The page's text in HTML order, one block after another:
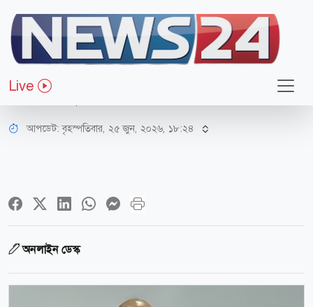
Live
জাতীয়
দুই বছর পর বাংলাদেশিদের জন্য ট্যুরিস্ট
ভিসা চালু করলো ভারত
আপডেট: বৃহস্পতিবার, ২৫ জুন, ২০২৬, ১৮:২৪
অনলাইন ডেস্ক